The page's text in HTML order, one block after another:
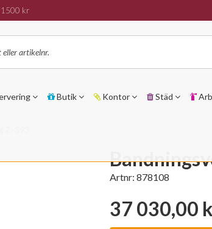
Artnr: 878108
37 030,00
1500 kr
Butik Kontor Städ